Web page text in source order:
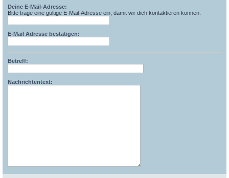
Deine E-Mail-Adresse:
Bitte trage eine gültige E-Mail-Adresse ein, damit wir dich kontaktieren können.
E-Mail Adresse bestätigen:
Betreff:
Nachrichtentext: